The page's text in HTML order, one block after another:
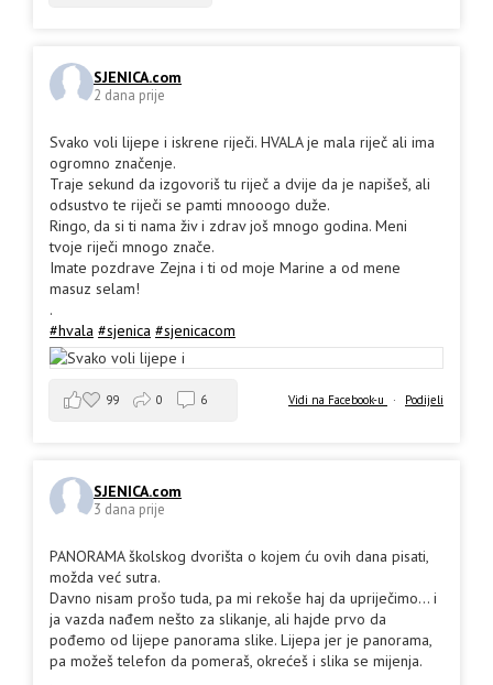
SJENICA.com
2 dana prije
Svako voli lijepe i iskrene riječi. HVALA je mala riječ ali ima
ogromno značenje.
Traje sekund da izgovoriš tu riječ a dvije da je napišeš, ali
odsustvo te riječi se pamti mnooogo duže.
Ringo, da si ti nama živ i zdrav još mnogo godina. Meni
tvoje riječi mnogo znače.
Imate pozdrave Zejna i ti od moje Marine a od mene
masuz selam!
.
#hvala #sjenica #sjenicacom
Vidi na Facebook-u · Podijeli
99 0 6
SJENICA.com
3 dana prije
PANORAMA školskog dvorišta o kojem ću ovih dana pisati,
možda već sutra.
Davno nisam prošo tuda, pa mi rekoše haj da upriječimo... i
ja vazda nađem nešto za slikanje, ali hajde prvo da
pođemo od lijepe panorama slike. Lijepa jer je panorama,
pa možeš telefon da pomeraš, okrećeš i slika se mijenja.